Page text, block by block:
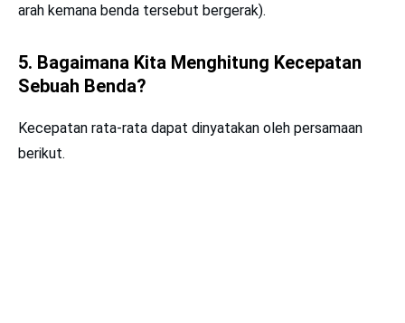
arah kemana benda tersebut bergerak).
5. Bagaimana Kita Menghitung Kecepatan
Sebuah Benda?
Kecepatan rata-rata dapat dinyatakan oleh persamaan
berikut.